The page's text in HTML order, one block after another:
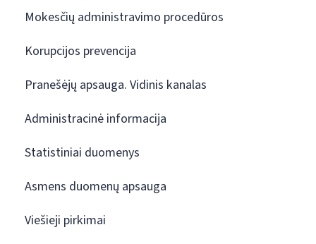
Mokesčių administravimo procedūros
Korupcijos prevencija
Pranešėjų apsauga. Vidinis kanalas
Administracinė informacija
Statistiniai duomenys
Asmens duomenų apsauga
Viešieji pirkimai